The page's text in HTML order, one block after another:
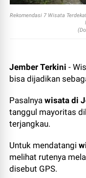
Rekomendasi 7 Wisata
Jember Terkini -
bisa dijadikan
Pasalnyawisata di
tanggul mayoritas
terjangkau.
Untuk mendatangi
melihat rutenya
disebut GPS.